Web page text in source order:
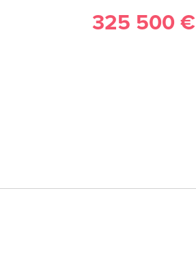
325 500 €